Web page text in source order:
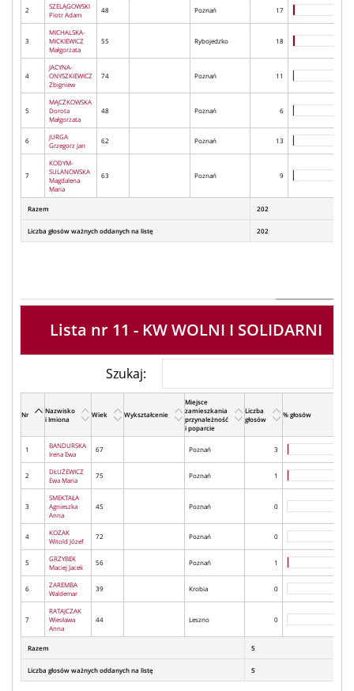
2
SZELĄGOWSKI
Piotr Adam
48 Poznań 17
3
MICHALSKA-
MICKIEWICZ
Małgorzata
55 Rybojedzko 18
4
JACYNA-
ONYSZKIEWICZ
Zbigniew
74 Poznań 11
5
MĄCZKOWSKA
Dorota
Małgorzata
48 Poznań 6
6
JURGA
Grzegorz Jan
62 Poznań 13
7
KODYM-
SULANOWSKA
Magdalena
Maria
63 Poznań 9
Razem 202
Liczba głosów ważnych oddanych na listę 202
Lista nr 11 - KW WOLNI I SOLIDARNI
Szukaj:
Nr
Nazwisko
i Imiona
Wiek Wykształcenie
Miejsce
zamieszkania
przynależność
i poparcie
Liczba
głosów
% głosów
1
BANDURSKA
Irena Ewa
67 Poznań 3
2
DŁUŻEWICZ
Ewa Maria
75 Poznań 1
3
SMEKTAŁA
Agnieszka
Anna
45 Poznań 0
4
KOZAK
Witold Józef
72 Poznań 0
5
GRZYBEK
Maciej Jacek
56 Poznań 1
6
ZAREMBA
Waldemar
39 Krobia 0
7
RATAJCZAK
Wiesława
Anna
44 Leszno 0
Razem 5
Liczba głosów ważnych oddanych na listę 5